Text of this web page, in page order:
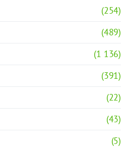
(254)
(489)
(1 136)
(391)
(22)
(43)
(5)